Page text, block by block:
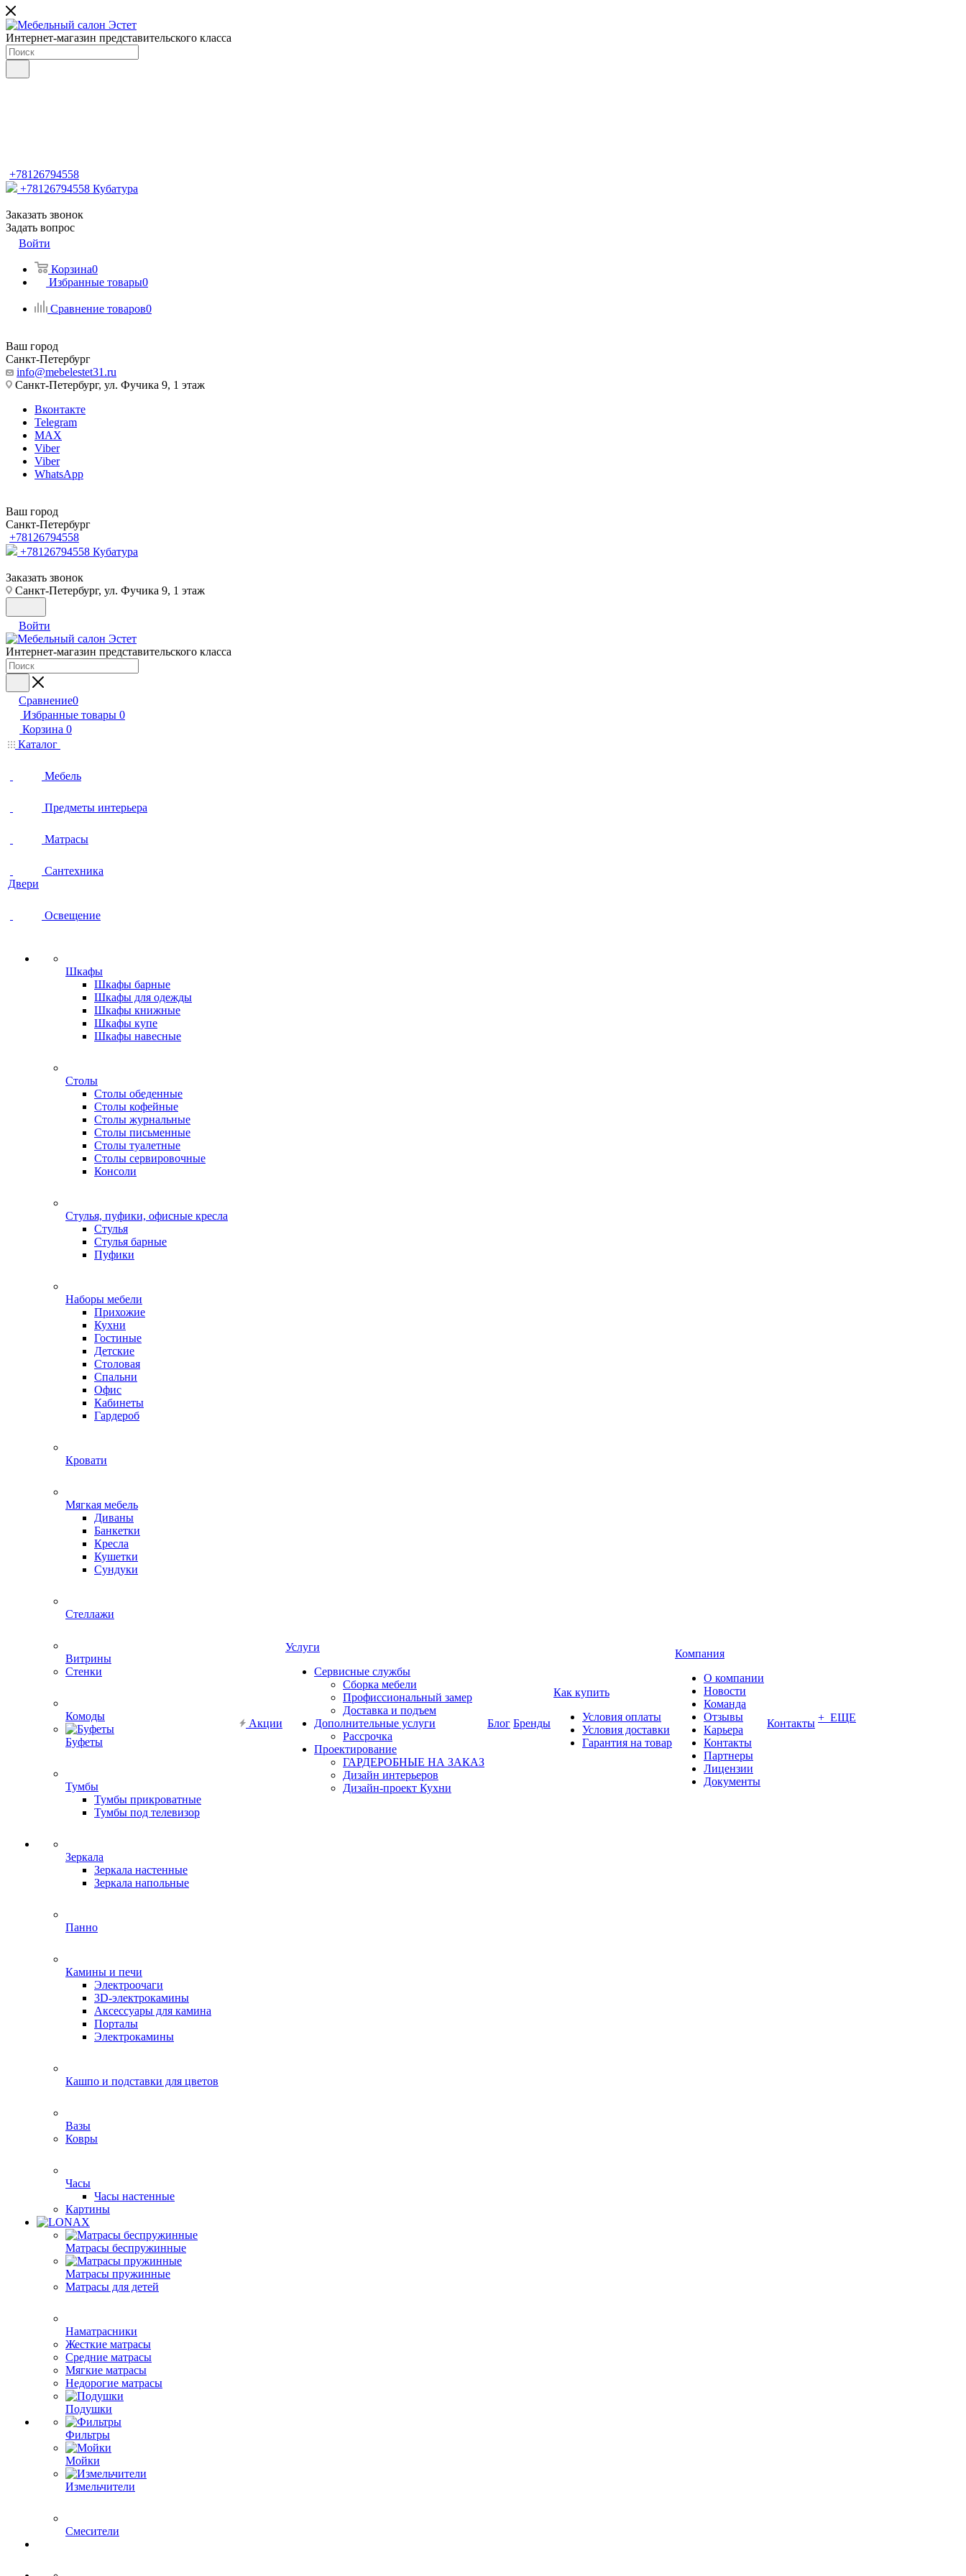
Интернет-магазин представительского класса
+78126794558
+78126794558 Кубатура
Заказать звонок
Задать вопрос
Войти
Корзина0
Избранные товары0
Сравнение товаров0
Ваш город
Санкт-Петербург
info@mebelestet31.ru
Санкт-Петербург, ул. Фучика 9, 1 этаж
Вконтакте
Telegram
MAX
Viber
Viber
WhatsApp
Ваш город
Санкт-Петербург
+78126794558
+78126794558 Кубатура
Заказать звонок
Санкт-Петербург, ул. Фучика 9, 1 этаж
Войти
Интернет-магазин представительского класса
Сравнение0
Избранные товары 0
Корзина 0
Каталог
Мебель
Предметы интерьера
Матрасы
Сантехника
Двери
Освещение
Шкафы
Шкафы барные
Шкафы для одежды
Шкафы книжные
Шкафы купе
Шкафы навесные
Столы
Столы обеденные
Столы кофейные
Столы журнальные
Столы письменные
Столы туалетные
Столы сервировочные
Консоли
Стулья, пуфики, офисные кресла
Стулья
Стулья барные
Пуфики
Наборы мебели
Прихожие
Кухни
Гостиные
Детские
Столовая
Спальни
Офис
Кабинеты
Гардероб
Кровати
Мягкая мебель
Диваны
Банкетки
Кресла
Кушетки
Сундуки
Стеллажи
Витрины
Стенки
Комоды
Буфеты
Тумбы
Тумбы прикроватные
Тумбы под телевизор
Зеркала
Зеркала настенные
Зеркала напольные
Панно
Камины и печи
Электроочаги
3D-электрокамины
Аксессуары для камина
Порталы
Электрокамины
Кашпо и подставки для цветов
Вазы
Ковры
Часы
Часы настенные
Картины
Матрасы беспружинные
Матрасы пружинные
Матрасы для детей
Наматрасники
Жесткие матрасы
Средние матрасы
Мягкие матрасы
Недорогие матрасы
Подушки
Фильтры
Мойки
Измельчители
Смесители
Акции
Услуги
Сервисные службы
Сборка мебели
Профиссиональный замер
Доставка и подъем
Дополнительные услуги
Рассрочка
Проектирование
ГАРДЕРОБНЫЕ НА ЗАКАЗ
Дизайн интерьеров
Дизайн-проект Кухни
Блог Бренды
Как купить
Условия оплаты
Условия доставки
Гарантия на товар
Компания
О компании
Новости
Команда
Отзывы
Карьера
Контакты
Партнеры
Лицензии
Документы
Контакты + ЕЩЕ